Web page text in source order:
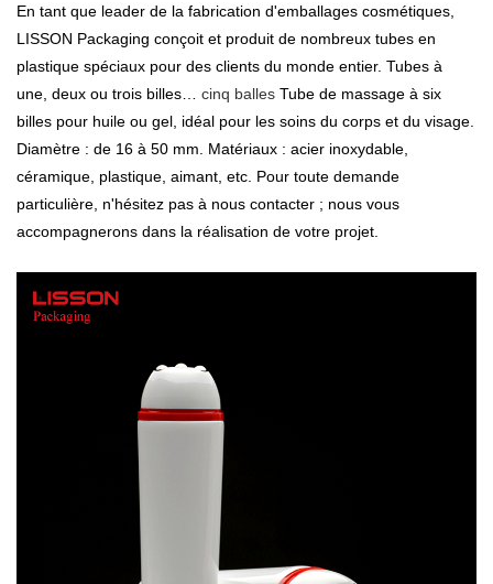
En tant que leader de la fabrication d'emballages cosmétiques,
LISSON Packaging conçoit et produit de nombreux tubes en
plastique spéciaux pour des clients du monde entier. Tubes à
une, deux ou trois billes… cinq balles Tube de massage à six
billes pour huile ou gel, idéal pour les soins du corps et du visage.
Diamètre : de 16 à 50 mm. Matériaux : acier inoxydable,
céramique, plastique, aimant, etc. Pour toute demande
particulière, n'hésitez pas à nous contacter ; nous vous
accompagnerons dans la réalisation de votre projet.